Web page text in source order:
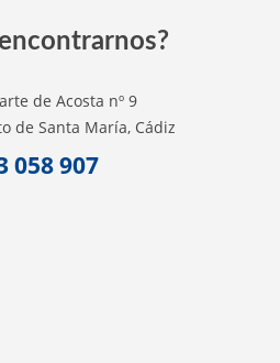
de Acosta nº 9
de Santa María, Cádiz
058 907